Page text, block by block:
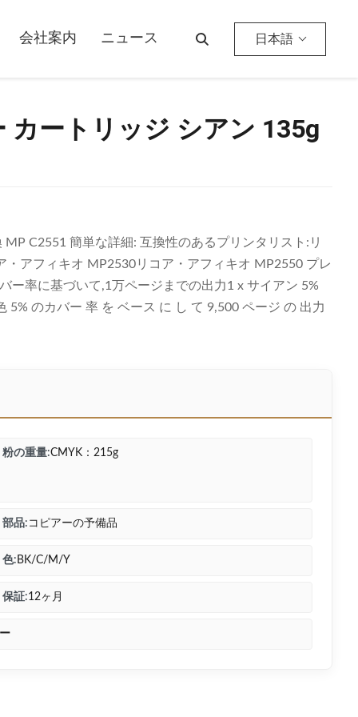
会社案内 ニュース 日本語
カートリッジ シアン 135g
C2551 簡単な詳細: 互換性のあるプリンタリスト:リ
アフィキオ MP2530リコア・アフィキオ MP2550 プレ
ー率に基づいて,1万ページまでの出力1 x サイアン 5%
のカバー 率 を ベース に し て 9,500 ページ の 出力
粉の重量:CMYK：215g
部品: コピアーの予備品
色: BK/C/M/Y
保証:12ヶ月